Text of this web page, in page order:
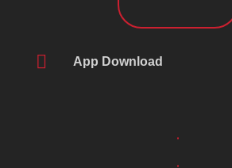
 App Download